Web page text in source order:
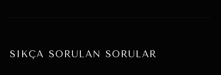
SIKÇA SORULAN SORULAR